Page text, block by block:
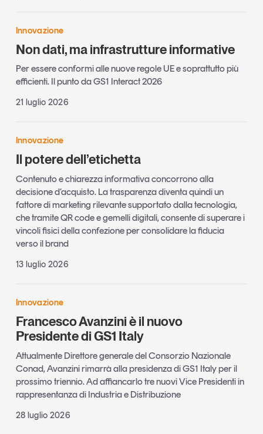
Innovazione
Non dati, ma infrastrutture informative
Per essere conformi alle nuove regole UE e soprattutto più
efficienti. Il punto da GS1 Interact 2026
21 luglio 2026
Innovazione
Il potere dell’etichetta
Contenuto e chiarezza informativa concorrono alla
decisione d’acquisto. La trasparenza diventa quindi un
fattore di marketing rilevante supportato dalla tecnologia,
che tramite QR code e gemelli digitali, consente di superare i
vincoli fisici della confezione per consolidare la fiducia
verso il brand
13 luglio 2026
Innovazione
Francesco Avanzini è il nuovo
Presidente di GS1 Italy
Attualmente Direttore generale del Consorzio Nazionale
Conad, Avanzini rimarrà alla presidenza di GS1 Italy per il
prossimo triennio. Ad affiancarlo tre nuovi Vice Presidenti in
rappresentanza di Industria e Distribuzione
28 luglio 2026